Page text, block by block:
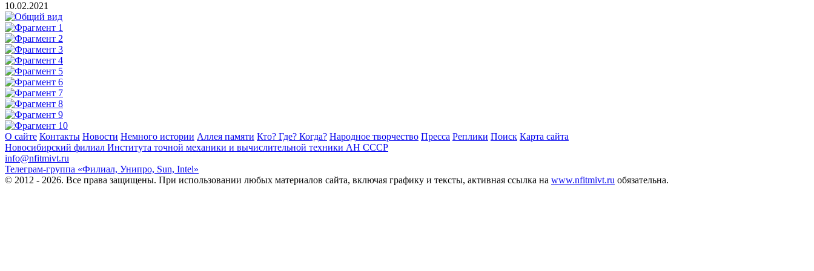
10.02.2021
О сайте Контакты Новости Немного истории Аллея памяти Кто? Где? Когда? Народное творчество Пресса Реплики Поиск Карта сайта
Новосибирский филиал Института точной механики и вычислительной техники АН СССР
info@nfitmivt.ru
Телеграм-группа «Филиал, Унипро, Sun, Intel»
© 2012 - 2026. Все права защищены. При использовании любых материалов сайта, включая графику и тексты, активная ссылка на www.nfitmivt.ru обязательна.